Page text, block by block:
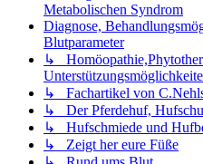
Metabolischen Syndrom
Diagnose,
Blutparameter
↳
↳ Fachartikel von
↳ Der Pferdehuf,
↳ Hufschmiede und
↳ Zeigt her eure Füße